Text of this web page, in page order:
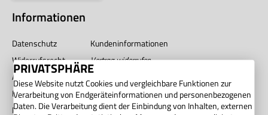
Informationen
Datenschutz
Kundeninformationen
Widerrufsrecht
Vertrag widerrufen
AGB
Impressum
Barrierefreiheit
Unternehmen
Privatsphäre
PRIVATSPHÄRE
Diese Website nutzt Cookies und vergleichbare Funktionen zur
Verarbeitung von Endgeräteinformationen und personenbezogenen
Daten. Die Verarbeitung dient der Einbindung von Inhalten, externen